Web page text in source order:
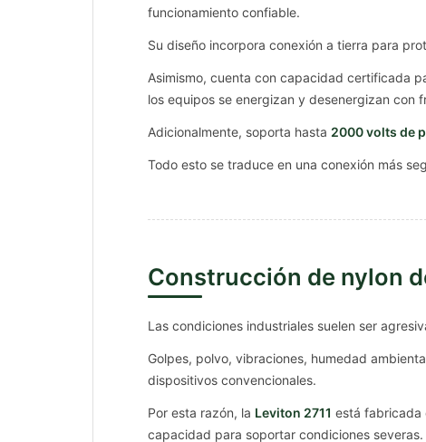
funcionamiento confiable.
Su diseño incorpora conexión a tierra para
Asimismo, cuenta con capacidad certificada
los equipos se energizan y desenergizan con
Adicionalmente, soporta hasta 2000 volts de
Todo esto se traduce en una conexión más
Construcción de nylon
Las condiciones industriales suelen ser
Golpes, polvo, vibraciones, humedad
dispositivos convencionales.
Por esta razón, la Leviton 2711 está fabricada
capacidad para soportar condiciones severas.